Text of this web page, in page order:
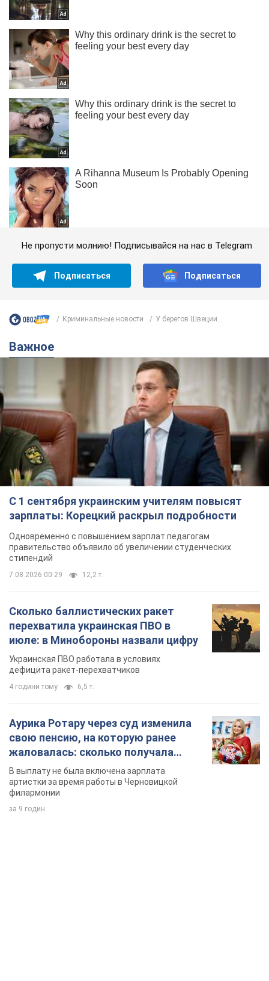
Не пропусти молнию! Подписывайся на нас в Telegram
Подписаться Подписаться
Криминальные новости У берегов Швеции...
Важное
С 1 сентября украинским учителям повысят
зарплаты: Корецкий раскрыл подробности
Одновременно с повышением зарплат педагогам
правительство объявило об увеличении студенческих
стипендий
7.08.2026 00:29 12,2 т.
Сколько баллистических ракет
перехватила украинская ПВО в
июле: в Минобороны назвали цифру
Украинская ПВО работала в условиях
дефицита ракет-перехватчиков
4 години тому 6,5 т.
Аурика Ротару через суд изменила
свою пенсию, на которую ранее
жаловалась: сколько получала
певица
В выплату не была включена зарплата
артистки за время работы в Черновицкой
филармонии
за 9 годин